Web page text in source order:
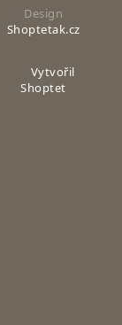
Design
Shoptetak.cz
Vytvořil
Shoptet